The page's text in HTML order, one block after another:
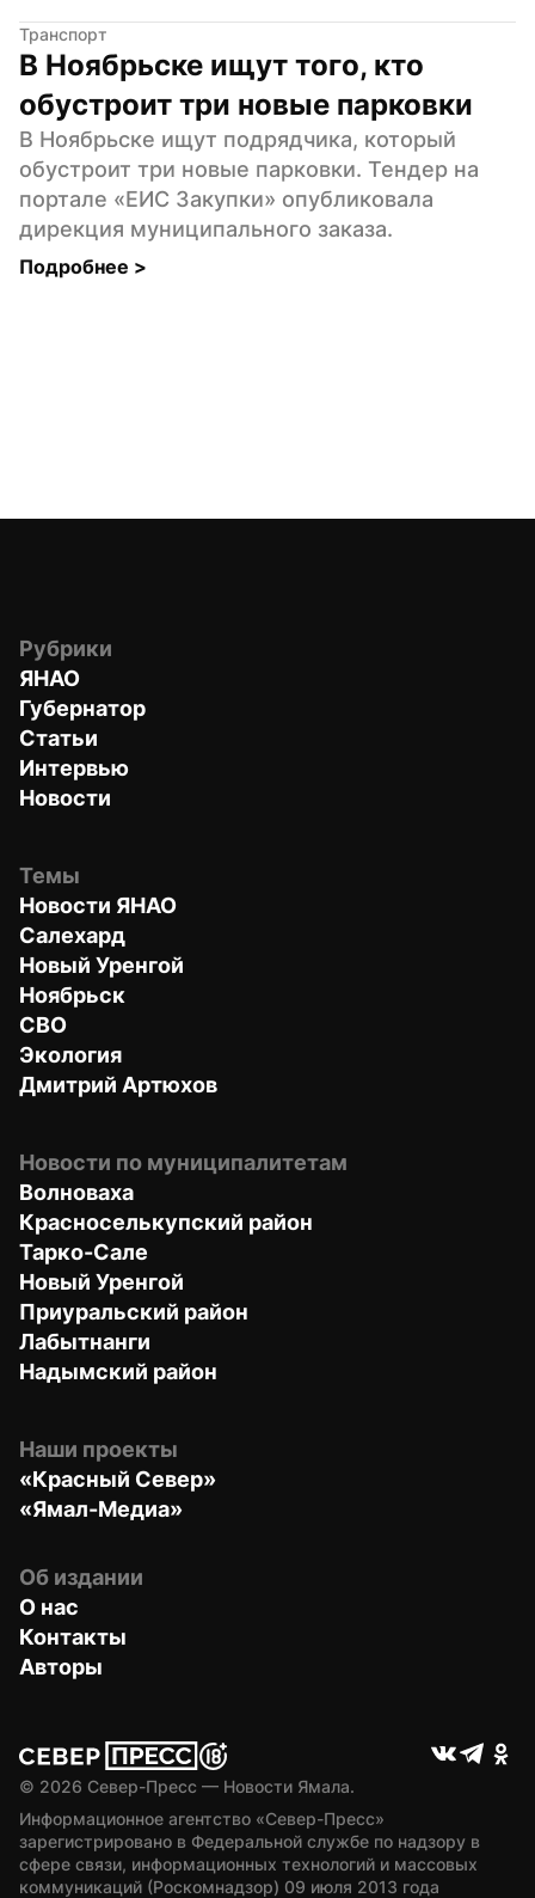
Транспорт
В Ноябрьске ищут того, кто
обустроит три новые парковки
В Ноябрьске ищут подрядчика, который
обустроит три новые парковки. Тендер на
портале «ЕИС Закупки» опубликовала
дирекция муниципального заказа.
Подробнее >
Рубрики
ЯНАО
Губернатор
Статьи
Интервью
Новости
Темы
Новости ЯНАО
Салехард
Новый Уренгой
Ноябрьск
СВО
Экология
Дмитрий Артюхов
Новости по муниципалитетам
Волноваха
Красноселькупский район
Тарко-Сале
Новый Уренгой
Приуральский район
Лабытнанги
Надымский район
Наши проекты
«Красный Север»
«Ямал-Медиа»
Об издании
О нас
Контакты
Авторы
© 2026 Север-Пресс — Новости Ямала.
Информационное агентство «Север-Пресс»
зарегистрировано в Федеральной службе по надзору в
сфере связи, информационных технологий и массовых
коммуникаций (Роскомнадзор) 09 июля 2013 года